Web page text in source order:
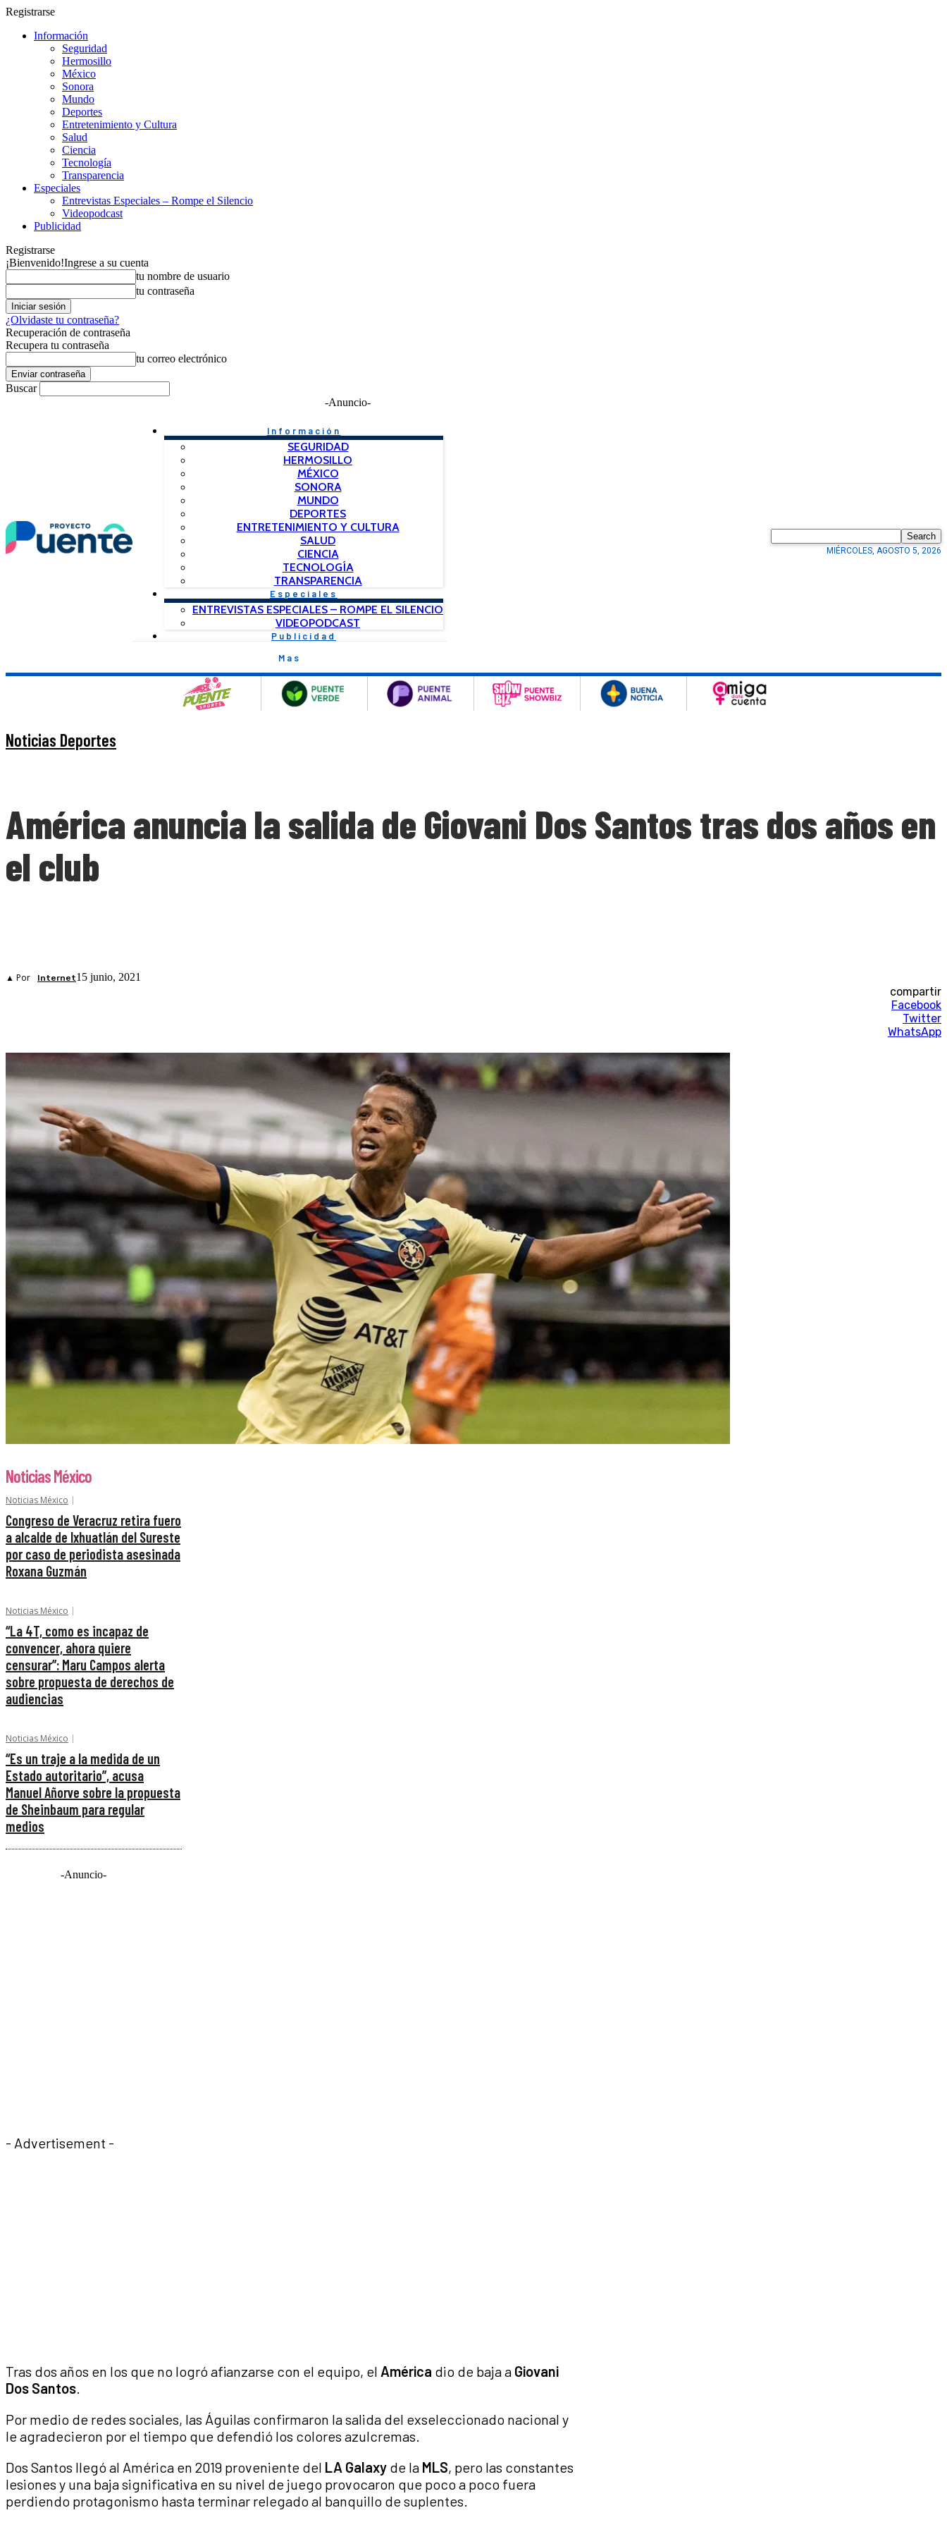
Registrarse
Información
Seguridad
Hermosillo
México
Sonora
Mundo
Deportes
Entretenimiento y Cultura
Salud
Ciencia
Tecnología
Transparencia
Especiales
Entrevistas Especiales – Rompe el Silencio
Videopodcast
Publicidad
Registrarse
¡Bienvenido!Ingrese a su cuenta
tu nombre de usuario
tu contraseña
¿Olvidaste tu contraseña?
Recuperación de contraseña
Recupera tu contraseña
tu correo electrónico
Buscar
-Anuncio-
Información
SEGURIDAD
HERMOSILLO
MÉXICO
SONORA
MUNDO
DEPORTES
ENTRETENIMIENTO Y CULTURA
SALUD
CIENCIA
TECNOLOGÍA
TRANSPARENCIA
Especiales
ENTREVISTAS ESPECIALES – ROMPE EL SILENCIO
VIDEOPODCAST
Publicidad
Mas
Search
MIÉRCOLES, AGOSTO 5, 2026
Noticias Deportes
América anuncia la salida de Giovani Dos Santos tras dos años en
el club
▲ Por Internet15 junio, 2021
compartir
Facebook
Twitter
WhatsApp
Noticias México
Noticias México
Congreso de Veracruz retira fuero
a alcalde de Ixhuatlán del Sureste
por caso de periodista asesinada
Roxana Guzmán
Noticias México
“La 4T, como es incapaz de
convencer, ahora quiere
censurar”: Maru Campos alerta
sobre propuesta de derechos de
audiencias
Noticias México
“Es un traje a la medida de un
Estado autoritario”, acusa
Manuel Añorve sobre la propuesta
de Sheinbaum para regular
medios
-Anuncio-
- Advertisement -
Tras dos años en los que no logró afianzarse con el equipo, el América dio de baja a Giovani
Dos Santos.
Por medio de redes sociales, las Águilas confirmaron la salida del exseleccionado nacional y
le agradecieron por el tiempo que defendió los colores azulcremas.
Dos Santos llegó al América en 2019 proveniente del LA Galaxy de la MLS, pero las constantes
lesiones y una baja significativa en su nivel de juego provocaron que poco a poco fuera
perdiendo protagonismo hasta terminar relegado al banquillo de suplentes.